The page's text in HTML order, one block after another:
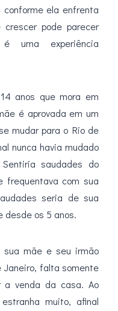
ela enfrenta
pode parecer
uma experiência
anos que mora em
é aprovada em um
mudar para o Rio de
nunca havia mudado
saudades do
frequentava com sua
seria de sua
desde os 5 anos.
sua mãe e seu irmão
Janeiro, falta somente
a venda da casa. Ao
muito, afinal